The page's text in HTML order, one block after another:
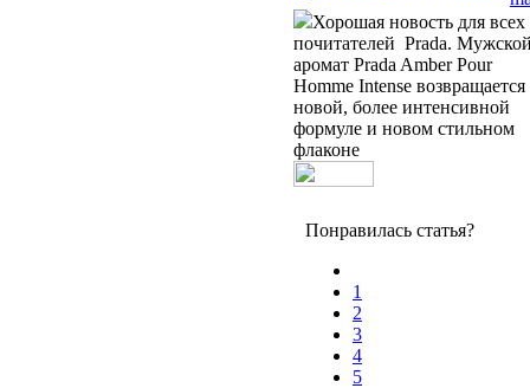
Хорошая новость для всех
почитателей Prada.
аромат Prada Amber Pour
Homme Intense возвращается
новой, более интенсивной
формуле и новом стильном
флаконе
Понравилась статья?
1
2
3
4
5